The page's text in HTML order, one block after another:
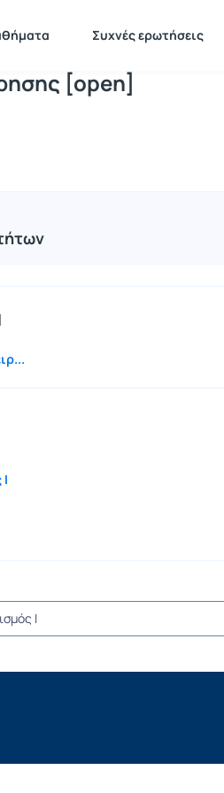
Συχνές ερωτήσεις
[open] Ενότητες μαθήματος
Επιχείρησης [open]
[open]